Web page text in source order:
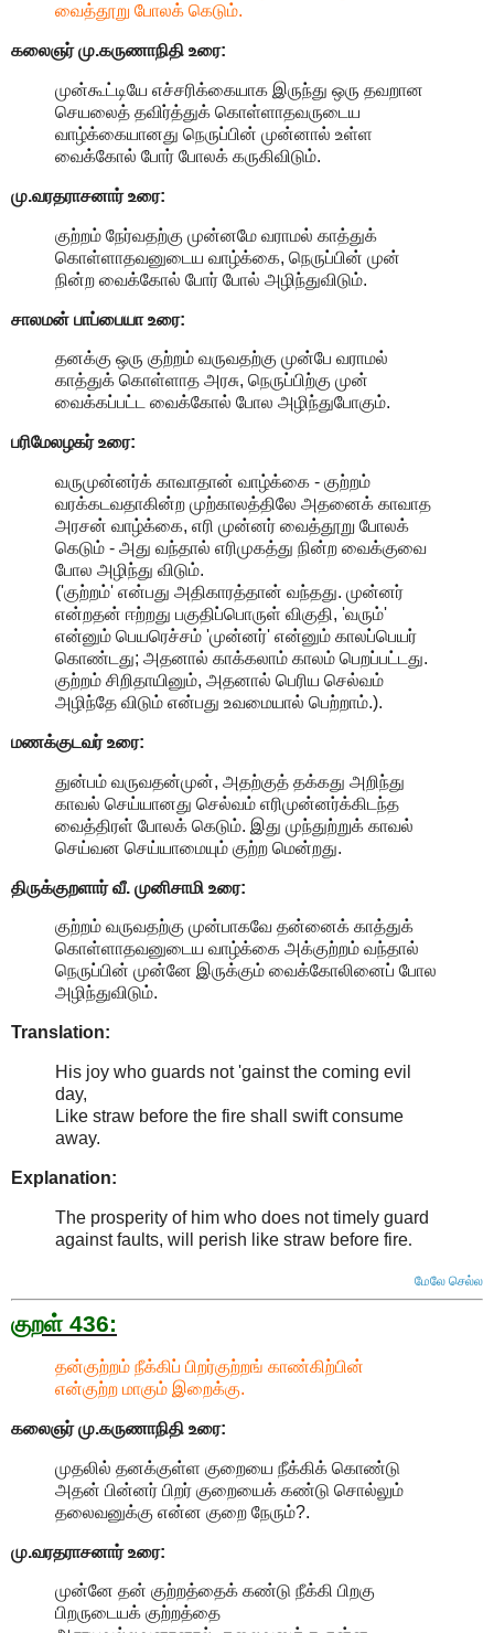
வைத்தூறு போலக் கெடும்.
கலைஞர் மு.கருணாநிதி உரை:
முன்கூட்டியே எச்சரிக்கையாக இருந்து ஒரு தவறான
செயலைத் தவிர்த்துக் கொள்ளாதவருடைய
வாழ்க்கையானது நெருப்பின் முன்னால் உள்ள
வைக்கோல் போர் போலக் கருகிவிடும்.
மு.வரதராசனார்உரை:
குற்றம் நேர்வதற்கு முன்னமே வராமல் காத்துக்
கொள்ளாதவனுடைய வாழ்க்கை, நெருப்பின் முன்
நின்ற வைக்கோல் போர் போல் அழிந்துவிடும்.
சாலமன் பாப்பையா உரை:
தனக்கு ஒரு குற்றம் வருவதற்கு முன்பே வராமல்
காத்துக் கொள்ளாத அரசு, நெருப்பிற்கு முன்
வைக்கப்பட்ட வைக்கோல் போல அழிந்துபோகும்.
பரிமேலழகர் உரை:
வருமுன்னர்க் காவாதான் வாழ்க்கை - குற்றம்
வரக்கடவதாகின்ற முற்காலத்திலே அதனைக் காவாத
அரசன் வாழ்க்கை, எரி முன்னர் வைத்தூறு போலக்
கெடும் - அது வந்தால் எரிமுகத்து நின்ற வைக்குவை
போல அழிந்து விடும்.
('குற்றம்' என்பது அதிகாரத்தான் வந்தது. முன்னர்
என்றதன் ஈற்றது பகுதிப்பொருள் விகுதி, 'வரும்'
என்னும் பெயரெச்சம் 'முன்னர்' என்னும் காலப்பெயர்
கொண்டது; அதனால் காக்கலாம் காலம் பெறப்பட்டது.
குற்றம் சிறிதாயினும், அதனால் பெரிய செல்வம்
அழிந்தே விடும் என்பது உவமையால் பெற்றாம்.).
மணக்குடவர் உரை:
துன்பம் வருவதன்முன், அதற்குத் தக்கது அறிந்து
காவல் செய்யானது செல்வம் எரிமுன்னர்க்கிடந்த
வைத்திரள் போலக் கெடும். இது முந்துற்றுக் காவல்
செய்வன செய்யாமையும் குற்ற மென்றது.
திருக்குறளார் வீ. முனிசாமி உரை:
குற்றம் வருவதற்கு முன்பாகவே தன்னைக் காத்துக்
கொள்ளாதவனுடைய வாழ்க்கை அக்குற்றம் வந்தால்
நெருப்பின் முன்னே இருக்கும் வைக்கோலினைப் போல
அழிந்துவிடும்.
Translation:
His joy who guards not 'gainst the coming evil
day,
Like straw before the fire shall swift consume
away.
Explanation:
The prosperity of him who does not timely guard
against faults, will perish like straw before fire.
மேலே செல்ல
குறள் 436:
தன்குற்றம் நீக்கிப் பிறர்குற்றங் காண்கிற்பின்
என்குற்ற மாகும் இறைக்கு.
கலைஞர் மு.கருணாநிதி உரை:
முதலில் தனக்குள்ள குறையை நீக்கிக் கொண்டு
அதன் பின்னர் பிறர் குறையைக் கண்டு சொல்லும்
தலைவனுக்கு என்ன குறை நேரும்?.
மு.வரதராசனார்உரை:
முன்னே தன் குற்றத்தைக் கண்டு நீக்கி பிறகு
பிறருடையக் குற்றத்தை